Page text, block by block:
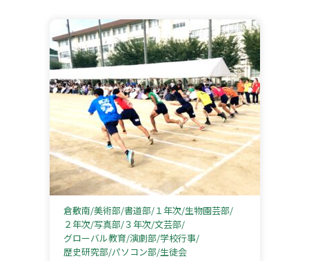
倉敷南 美術部 書道部 １年次 生物園芸部
２年次 写真部 ３年次 文芸部
グローバル教育 演劇部 学校行事
歴史研究部 パソコン部 生徒会